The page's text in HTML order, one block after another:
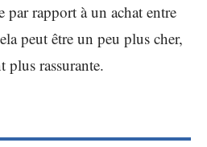
par rapport à un achat entre
peut être un peu plus cher,
plus rassurante.